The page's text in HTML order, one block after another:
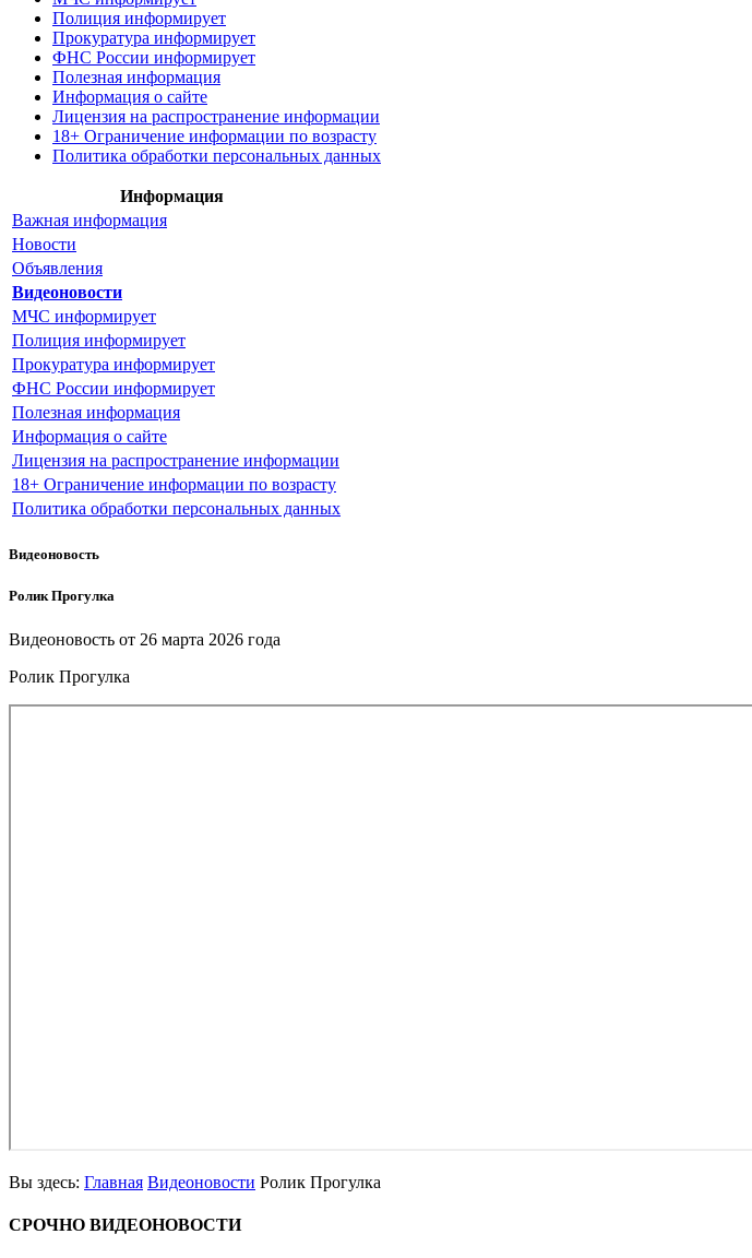
Полиция информирует
Прокуратура информирует
ФНС России информирует
Полезная информация
Информация о сайте
Лицензия на распространение информации
18+ Ограничение информации по возрасту
Политика обработки персональных данных
Информация
Важная информация
Новости
Объявления
Видеоновости
МЧС информирует
Полиция информирует
Прокуратура информирует
ФНС России информирует
Полезная информация
Информация о сайте
Лицензия на распространение информации
18+ Ограничение информации по возрасту
Политика обработки персональных данных
Видеоновость
Ролик Прогулка
Видеоновость от 26 марта 2026 года
Ролик Прогулка
Вы здесь: Главная Видеоновости Ролик Прогулка
СРОЧНО ВИДЕОНОВОСТИ